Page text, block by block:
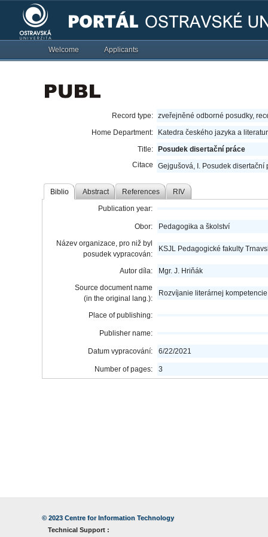
Welcome Applicants
Record type: zveřejněné odborné posudky,
Home Department:
Katedra českého jazyka a
Title:
Posudek disertační práce
Citace
Gejgušová, I. Posudek disertační
Biblio Abstract References RIV
Publication year:
Obor:
Pedagogika a školství
Název organizace, pro niž byl
posudek vypracován:
KSJL Pedagogické fakulty
Autor díla:
Mgr. J. Hriňák
Source document name
(in the original lang.):
Rozvíjanie literárnej
Place of publishing:
Publisher name:
Datum vypracování: 6/22/2021
Number of pages: 3
© 2023 Centre for Information Technology
Technical Support :